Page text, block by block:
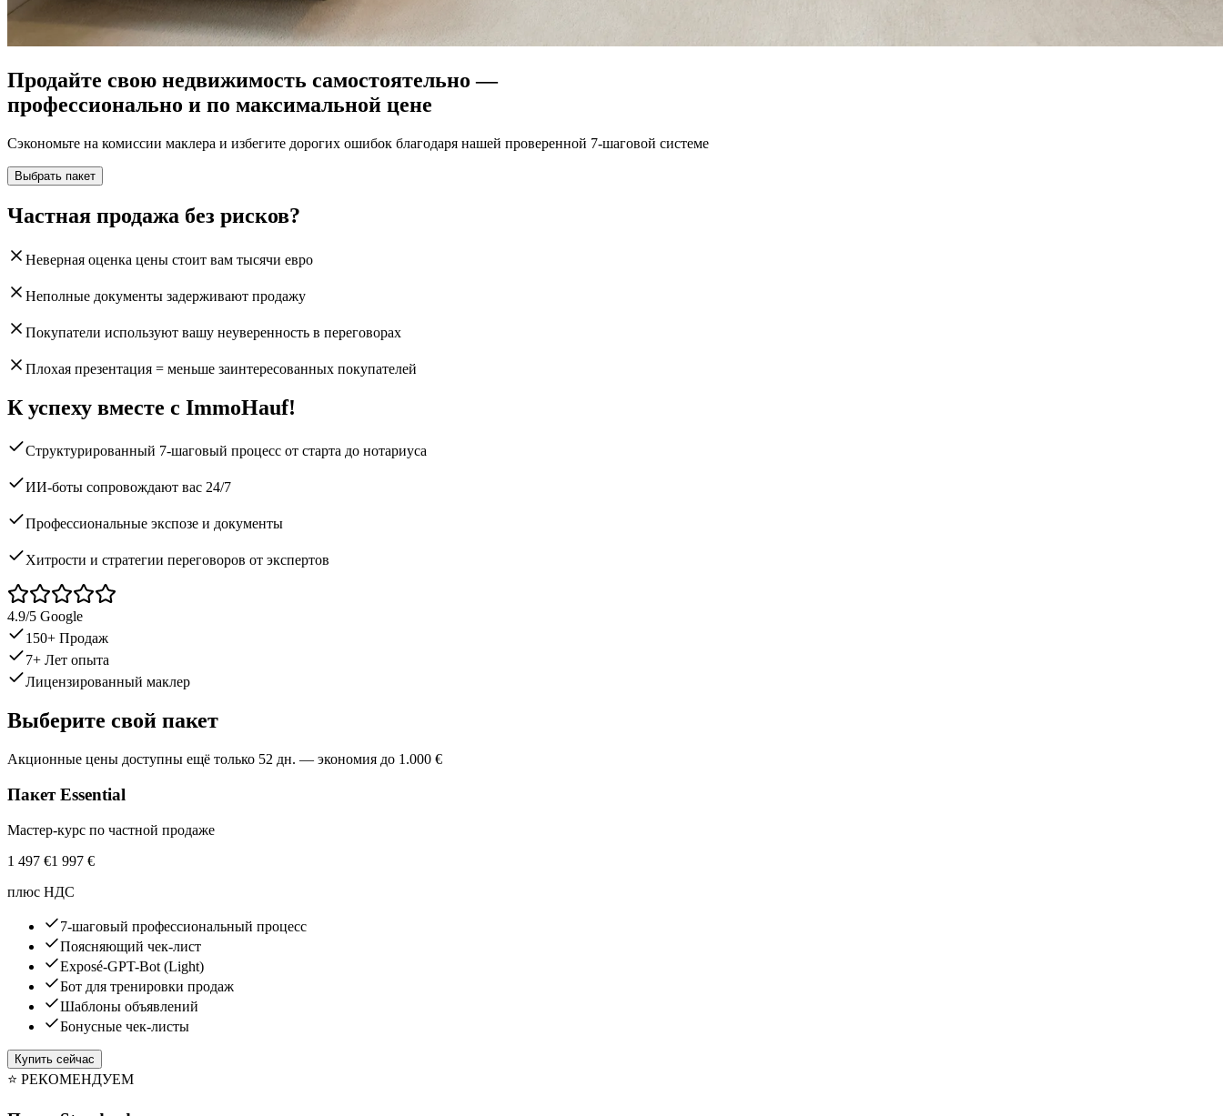
Продайте свою недвижимость самостоятельно —
профессионально и по максимальной цене
Сэкономьте на комиссии маклера и избегите дорогих ошибок благодаря нашей проверенной 7-шаговой системе
Выбрать пакет
Частная продажа без рисков?
Неверная оценка цены стоит вам тысячи евро
Неполные документы задерживают продажу
Покупатели используют вашу неуверенность в переговорах
Плохая презентация = меньше заинтересованных покупателей
К успеху вместе с ImmoHauf!
Структурированный 7-шаговый процесс от старта до нотариуса
ИИ-боты сопровождают вас 24/7
Профессиональные экспозе и документы
Хитрости и стратегии переговоров от экспертов
4.9/5 Google
150+ Продаж
7+ Лет опыта
Лицензированный маклер
Выберите свой пакет
Акционные цены доступны ещё только 52 дн. — экономия до 1.000 €
Пакет Essential
Мастер-курс по частной продаже
1 497 €1 997 €
плюс НДС
7-шаговый профессиональный процесс
Поясняющий чек-лист
Exposé-GPT-Bot (Light)
Бот для тренировки продаж
Шаблоны объявлений
Бонусные чек-листы
Купить сейчас
⭐ РЕКОМЕНДУЕМ